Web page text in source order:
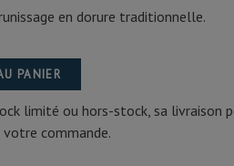
en dorure traditionnelle.
PANIER
limité ou hors-stock, sa livraison
commande.